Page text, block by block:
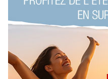
MA FLEUR